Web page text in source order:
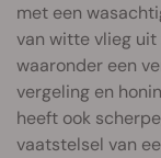
met een
van witte vlieg
waaronder een
vergeling en
heeft ook
vaatstelsel van